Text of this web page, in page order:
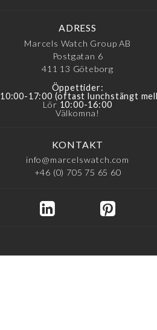
ADRESS
Marcels Watch Group AB
Postgatan 6
411 13 Göteborg
Öppettider:
10:00-17:00 (oftast lunchstängt
Lör 10:00-16:00
Välkomna!
KONTAKT
info@marcelswatch.com
+46 (0) 705 75 65 60